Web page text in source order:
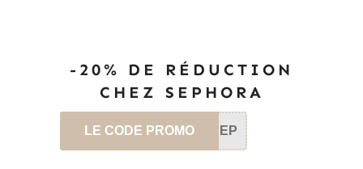
-20% DE RÉDUCTION
CHEZ SEPHORA
LE CODE PROMO SEP